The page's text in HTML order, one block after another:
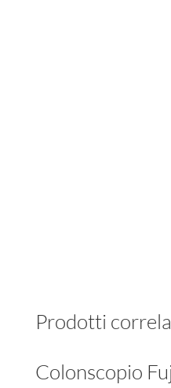
Prodotti
Colonscopio